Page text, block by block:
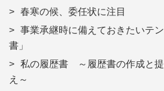
春寒の候、委任状に注目
事業承継時に備えておきたいテ
書」
私の履歴書 ～履歴書の作成と
え～